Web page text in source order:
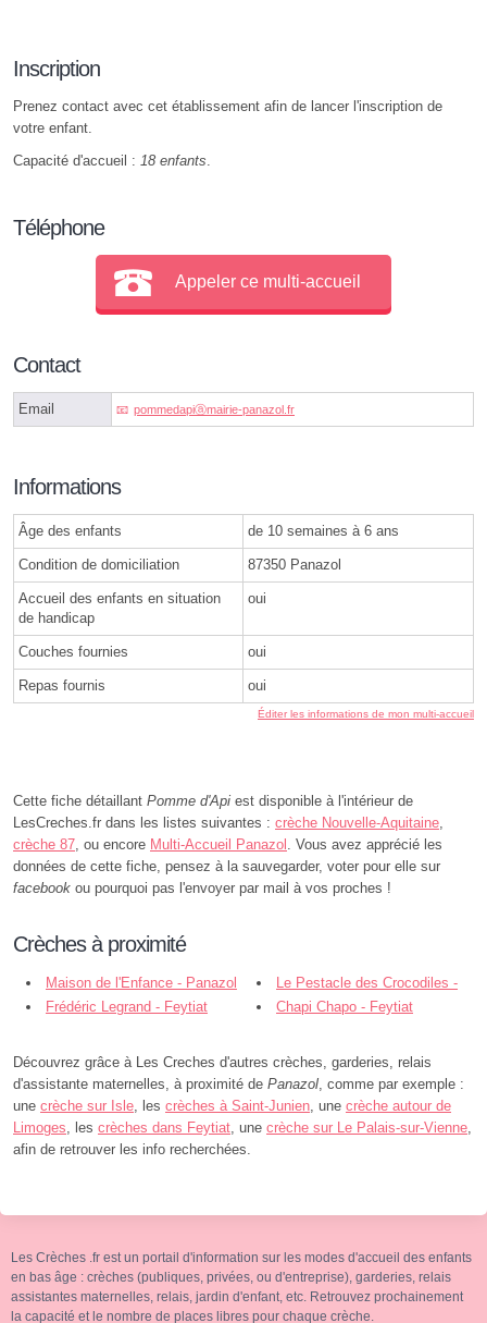
Inscription
Prenez contact avec cet établissement afin de lancer l'inscription de
votre enfant.
Capacité d'accueil : 18 enfants
Téléphone
Appeler ce multi-accueil
Contact
Email pommedapiⓐmairie-panazol.fr
Informations
Âge des enfants de 10 semaines à 6 ans
Condition de domiciliation 87350 Panazol
Accueil des enfants en situation
de handicap
oui
Couches fournies oui
Repas fournis oui
Éditer les informations de mon multi-accueil
Cette fiche détaillant Pomme d'Api est disponible à l'intérieur de
LesCreches.fr dans les listes suivantes : crèche Nouvelle-Aquitaine
crèche 87 , ou encore Multi-Accueil Panazol
. Vous avez apprécié les
données de cette fiche, pensez à la sauvegarder, voter pour elle sur
facebook ou pourquoi pas l'envoyer par mail à vos proches !
Crèches à proximité
Maison de l'Enfance - Panazol
Le Pestacle des Crocodiles -
Limoges
Frédéric Legrand - Feytiat Chapi Chapo - Feytiat
Découvrez grâce à Les Creches d'autres crèches, garderies, relais
d'assistante maternelles, à proximité de Panazol , comme par exemple :
une crèche sur Isle , les crèches à Saint-Junien , une crèche autour de
Limoges , les crèches dans Feytiat , une crèche sur Le Palais-sur-Vienne
afin de retrouver les info recherchées.
Les Crèches .fr est un portail d'information sur les modes d'accueil des enfants
en bas âge : crèches (publiques, privées, ou d'entreprise), garderies, relais
assistantes maternelles, relais, jardin d'enfant, etc. Retrouvez prochainement
la capacité et le nombre de places libres pour chaque crèche.